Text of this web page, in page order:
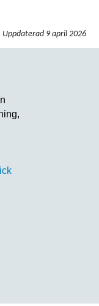
Uppdaterad 9 april 2026